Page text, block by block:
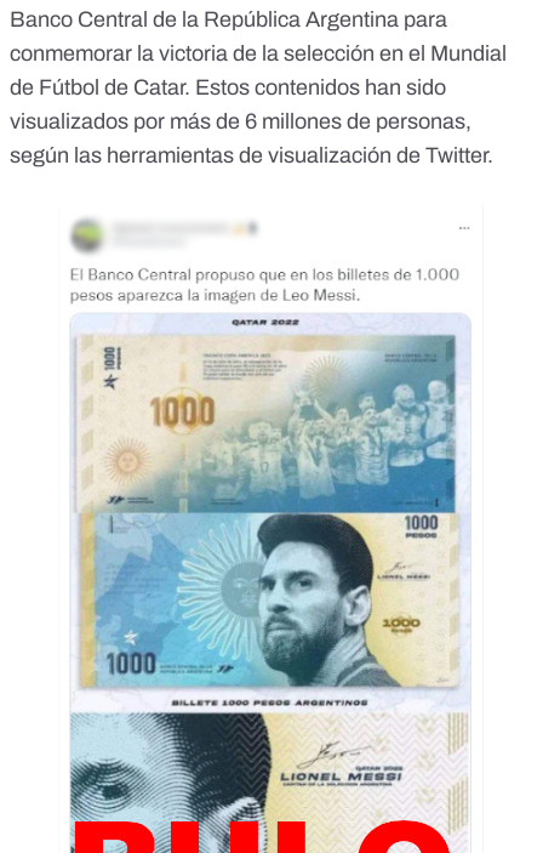
Banco Central de la República Argentina para
conmemorar la victoria de la selección en el Mundial
de Fútbol de Catar. Estos contenidos han sido
visualizados por más de 6 millones de personas,
según las herramientas de visualización de Twitter.